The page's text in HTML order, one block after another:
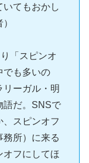
いてもおかし
「スピンオ
でも多いの
リーガル・明
語だ。SNSで
、スピンオフ
務所）に来る
フにしてほ